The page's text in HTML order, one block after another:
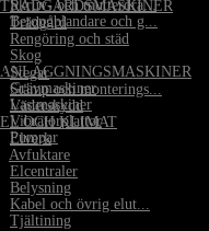
•Skruv- och mutterdra...
Betongblandare och g...
TRÄDGÅRDSMASKINER
Trädgård
Rengöring och städ
Skog
ANLÄGGNINGSMASKINER
Grävmaskiner
Lastmaskiner
•Vibratorplattor
Pumpar
•Stegar
Stämp och monterings...
Väderskydd
EL OCH KLIMAT
Elverk
Avfuktare
Elcentraler
Belysning
Kabel och övrig elut...
Tjältining